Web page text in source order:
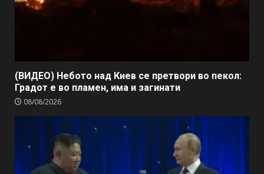
(ВИДЕО) Небото над Киев се претвори во пекол:
Градот е во пламен, има и загинати
08/08/2026